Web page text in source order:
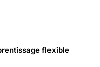
flexible